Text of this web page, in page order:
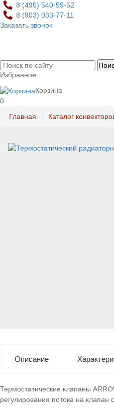
8 (495) 540-59-52
8 (903) 033-77-11
Заказать звонок
0
Избранное
0
Корзина
Главная Каталог
Описание
Термостатические клапаны
регулирования потока на